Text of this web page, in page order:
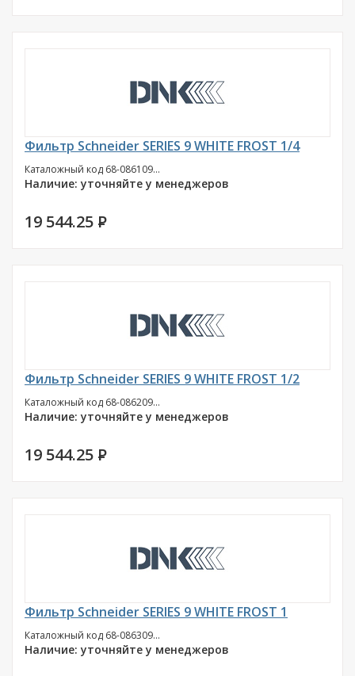
Фильтр Schneider SERIES 9 WHITE FROST 1/4
Каталожный код 68-086109...
Наличие: уточняйте у менеджеров
19 544.25 P
Фильтр Schneider SERIES 9 WHITE FROST 1/2
Каталожный код 68-086209...
Наличие: уточняйте у менеджеров
19 544.25 P
Фильтр Schneider SERIES 9 WHITE FROST 1
Каталожный код 68-086309...
Наличие: уточняйте у менеджеров